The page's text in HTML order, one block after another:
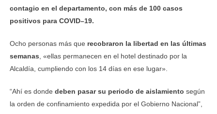
contagio en el departamento, con más de 100 casos
positivos para COVID–19.
Ocho personas más que recobraron la libertad en las últimas
semanas , «ellas permanecen en el hotel destinado por la
Alcaldía, cumpliendo con los 14 días en ese lugar».
“Ahí es donde deben pasar su periodo de aislamiento según
la orden de confinamiento expedida por el Gobierno Nacional”,